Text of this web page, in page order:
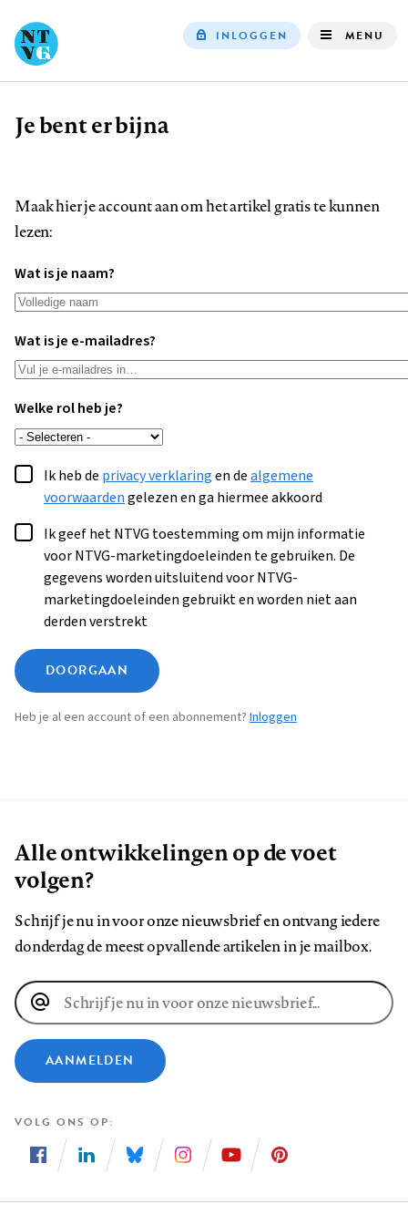
INLOGGEN MENU
Kruimelpad
Je bent er bijna
Maak hier je account aan om het artikel gratis te kunnen
lezen:
Wat is je naam?
Wat is je e-mailadres?
Welke rol heb je?
Ik heb de privacy verklaringen dealgemene
voorwaardengelezen en ga hiermee akkoord
Ik geef het NTVG toestemming om mijn informatie
voor NTVG-marketingdoeleinden te gebruiken. De
gegevens worden uitsluitend voor NTVG-
marketingdoeleinden gebruikt en worden niet aan
derden verstrekt
DOORGAAN
Heb je al een account of een abonnement? Inloggen
Alle ontwikkelingen op de voet
volgen?
Schrijf je nu in voor onze nieuwsbrief en ontvang iedere
donderdag de meest opvallende artikelen in je mailbox.
E-
mailadres
AANMELDEN
VOLG ONS OP
ons
ons
ons
ons
ons
ons